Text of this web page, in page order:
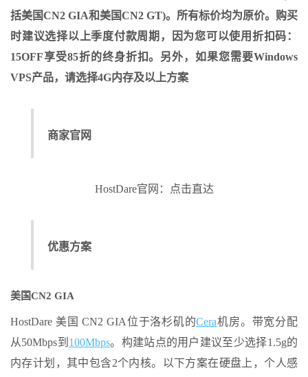
括美国CN2 GIA和美国CN2 GT)。所有标价均为原价。购买
时建议选择以上季度付款周期，因为您可以使用折扣码：
15OFF享受85折的终身折扣。另外，如果您需要Windows
VPS产品，请选择4G内存及以上方案
商家官网
HostDare官网：点击直达
优惠方案
美国CN2 GIA
HostDare 美国 CN2 GIA位于洛杉矶的Cera机房。带宽分配
从50Mbps到 100Mbps。构建站点的用户建议至少选择1.5g的
内存计划，其中包含2个内核。以下方案在硬盘上，个人感